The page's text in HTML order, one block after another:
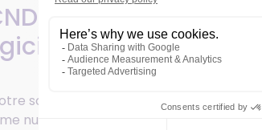
est-il
?
solution doit obligatoirement obtenir
numérique du système de santé